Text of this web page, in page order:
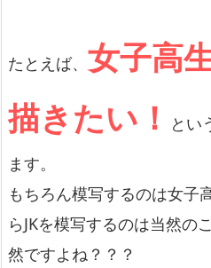
たとえば、 女子高
描きたい！
とい
ます。
もちろん模写するのは女子
らJKを模写するのは当然の
然ですよね？？？